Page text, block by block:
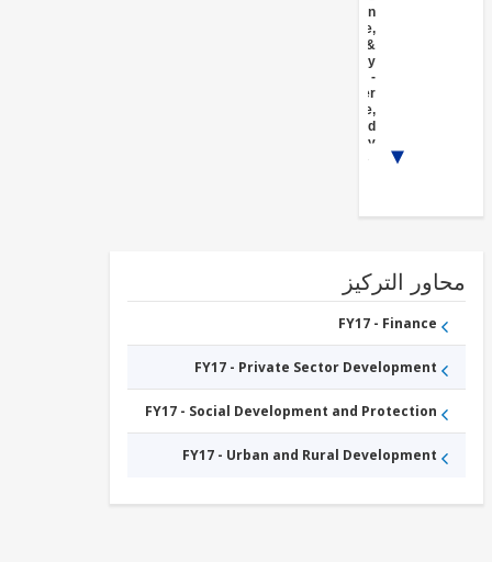
Administration
- Agriculture,
Fishing &
Agriculture,
Fishing and
FY17 -
FY17 -
Agricultural
markets,
commercialization
التركيز
FY17 - Finance
FY17 - Private Sector Development
FY17 - Social Development and Protection
FY17 - Urban and Rural Development